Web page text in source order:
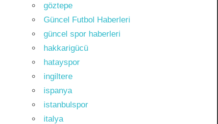
göztepe
Güncel Futbol Haberleri
güncel spor haberleri
hakkarigücü
hatayspor
ingiltere
ispanya
istanbulspor
italya